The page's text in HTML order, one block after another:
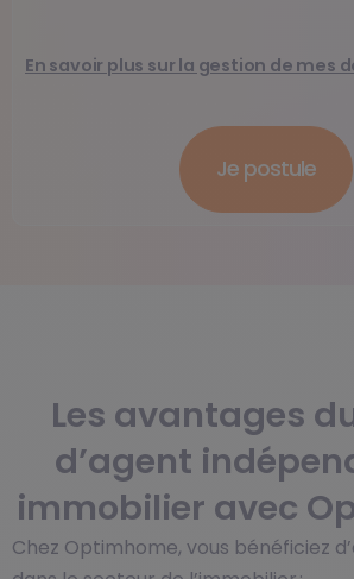
En savoir plus sur la gestion de mes
Les avantages
d’agent
immobilier avec
Chez Optimhome, vous bénéficiez